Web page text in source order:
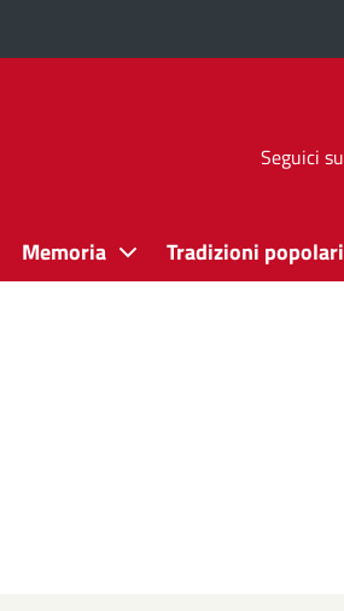
Seguici su
Memoria Tradizioni popolari